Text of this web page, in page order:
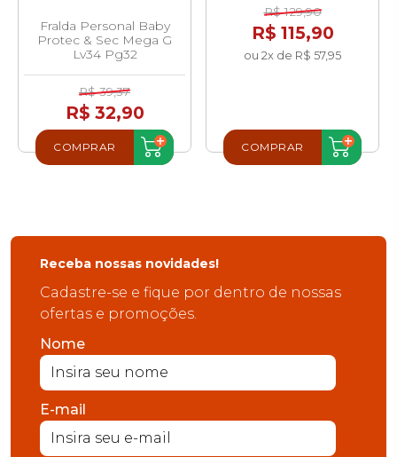
Fralda Personal Baby
Protec & Sec Mega G
Lv34 Pg32
R$ 39,37
R$ 32,90
COMPRAR
R$ 129,90
R$ 115,90
ou 2x de R$ 57,95
COMPRAR
Receba nossas novidades!
Cadastre-se e fique por dentro de nossas
ofertas e promoções.
Nome
E-mail